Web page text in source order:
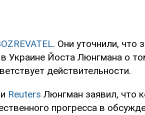
. Они уточнили, что
Украине Йоста Люнгмана о
действительности.
Reuters Люнгман заявил, что
прогресса в